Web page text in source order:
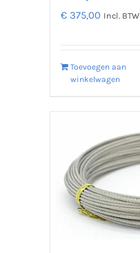
€ 375,00 Incl. BTW
Toevoegen aan
winkelwagen